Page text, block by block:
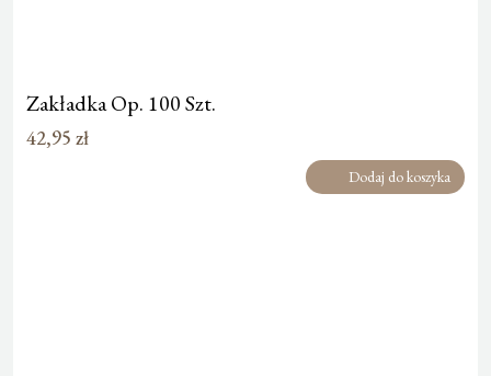
Zakładka Op. 100 Szt.
42,95 zł
Dodaj do koszyka